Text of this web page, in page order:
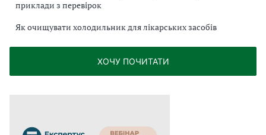
приклади з перевірок
Як очищувати холодильник для лікарських засобів
ХОЧУ ПОЧИТАТИ